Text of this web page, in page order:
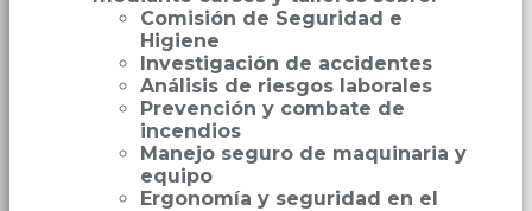
Comisión de Seguridad e
Higiene
Investigación de accidentes
Análisis de riesgos laborales
Prevención y combate de
incendios
Manejo seguro de maquinaria y
equipo
Ergonomía y seguridad en el